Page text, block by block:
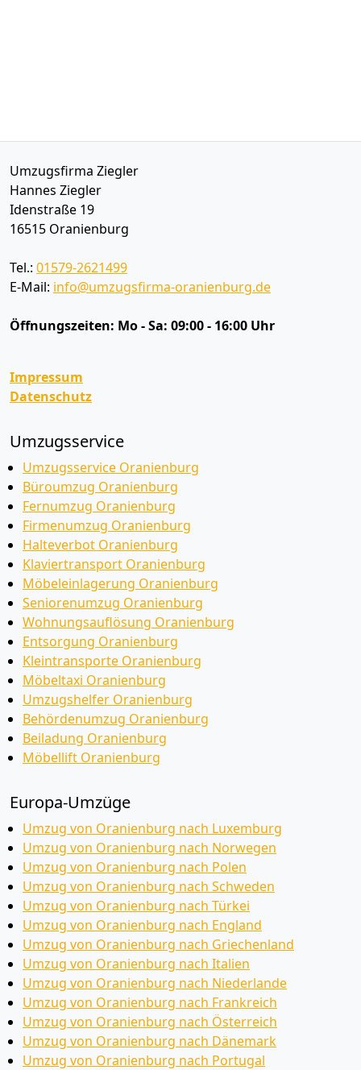
Umzugsfirma Ziegler
Hannes Ziegler
Idenstraße 19
16515 Oranienburg
Tel.: 01579-2621499
E-Mail: info@umzugsfirma-oranienburg.de
Öffnungszeiten: Mo - Sa: 09:00 - 16:00 Uhr
Impressum
Datenschutz
Umzugsservice
Umzugsservice Oranienburg
Büroumzug Oranienburg
Fernumzug Oranienburg
Firmenumzug Oranienburg
Halteverbot Oranienburg
Klaviertransport Oranienburg
Möbeleinlagerung Oranienburg
Seniorenumzug Oranienburg
Wohnungsauflösung Oranienburg
Entsorgung Oranienburg
Kleintransporte Oranienburg
Möbeltaxi Oranienburg
Umzugshelfer Oranienburg
Behördenumzug Oranienburg
Beiladung Oranienburg
Möbellift Oranienburg
Europa-Umzüge
Umzug von Oranienburg nach Luxemburg
Umzug von Oranienburg nach Norwegen
Umzug von Oranienburg nach Polen
Umzug von Oranienburg nach Schweden
Umzug von Oranienburg nach Türkei
Umzug von Oranienburg nach England
Umzug von Oranienburg nach Griechenland
Umzug von Oranienburg nach Italien
Umzug von Oranienburg nach Niederlande
Umzug von Oranienburg nach Frankreich
Umzug von Oranienburg nach Österreich
Umzug von Oranienburg nach Dänemark
Umzug von Oranienburg nach Portugal